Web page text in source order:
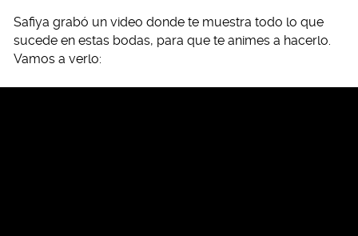
Safiya grabó un video donde te muestra todo lo que
sucede en estas bodas, para que te animes a hacerlo.
Vamos a verlo: